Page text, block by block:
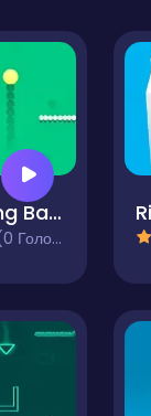
Rolling Ball Runner